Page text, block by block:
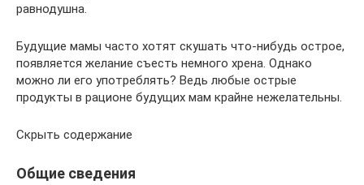
равнодушна.
Будущие мамы часто хотят скушать что-нибудь острое,
появляется желание съесть немного хрена. Однако
можно ли его употреблять? Ведь любые острые
продукты в рационе будущих мам крайне нежелательны.
Скрыть содержание
Общие сведения